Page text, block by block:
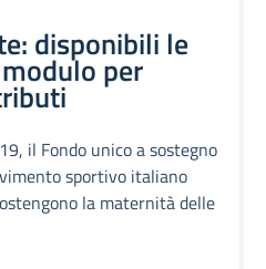
disponibili le
per
il Fondo unico a sostegno
sportivo italiano
la maternità delle